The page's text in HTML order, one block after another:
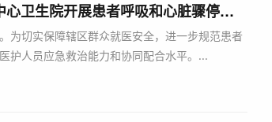
以演筑防 以练备战｜简阳市禾丰中心卫生院开展患者呼吸和心脏骤停应急演练
为切实保障辖区群众就医安全，进一步规范患者
护人员应急救治能力和协同配合水平。...